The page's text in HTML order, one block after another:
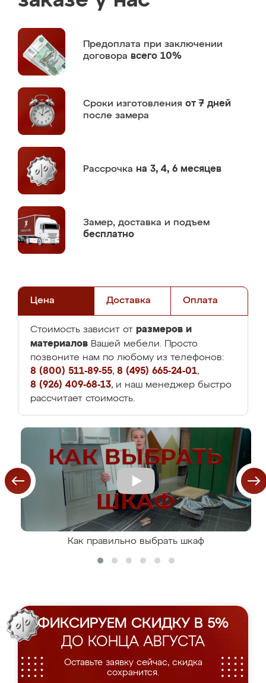
Предоплата при заключении
договора всего 10%
Сроки изготовления от 7 дней
после замера
Рассрочка на 3, 4, 6 месяцев
Замер, доставка и подъем
бесплатно
Цена Доставка Оплата
Стоимость зависит от размеров и
материалов Вашей мебели. Просто
позвоните нам по любому из телефонов:
8 (800) 511-89-55, 8 (495) 665-24-01,
8 (926) 409-68-13, и наш менеджер быстро
рассчитает стоимость.
Как правильно выбрать шкаф
ФИКСИРУЕМ СКИДКУ В 5%
ДО КОНЦА АВГУСТА
Оставьте заявку сейчас, скидка
сохранится.